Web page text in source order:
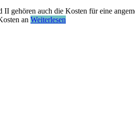
II gehören auch die Kosten für eine
an Weiterlesen